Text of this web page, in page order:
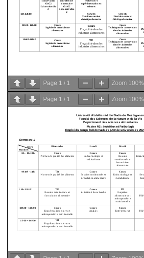
Page 1 / 1 Zoom 100%
Page 1 / 1 Zoom 100%